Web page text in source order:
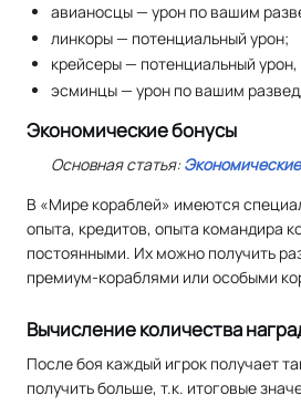
авианосцы — урон по вашим
линкоры — потенциальный урон;
крейсеры — потенциальный
эсминцы — урон по вашим
Экономические бонусы
Основная статья:
В «Мире кораблей» имеются
опыта, кредитов, опыта командира
постоянными. Их можно получить
премиум-кораблями или особыми
Вычисление количества
После боя каждый игрок получает
получить больше, т.к. итоговые